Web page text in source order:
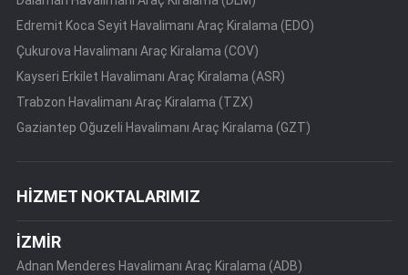
Edremit Koca Seyit Havalimanı Araç Kiralama (EDO)
Çukurova Havalimanı Araç Kiralama (COV)
Kayseri Erkilet Havalimanı Araç Kiralama (ASR)
Trabzon Havalimanı Araç Kiralama (TZX)
Gaziantep Oğuzeli Havalimanı Araç Kiralama (GZT)
HİZMET NOKTALARIMIZ
İZMİR
Adnan Menderes Havalimanı Araç Kiralama (ADB)